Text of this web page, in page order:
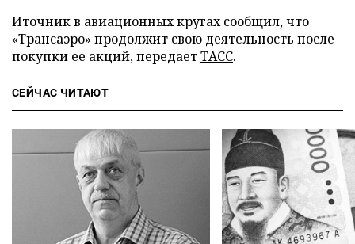
Иточник в авиационных кругах сообщил, что
«Трансаэро» продолжит свою деятельность после
покупки ее акций, передаетТАСС.
СЕЙЧАС ЧИТАЮТ